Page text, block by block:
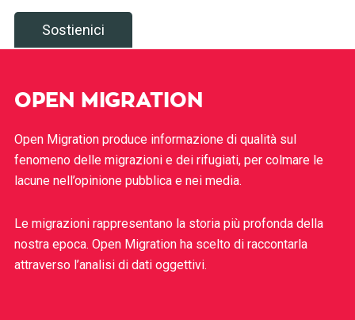
Sostienici
OPEN MIGRATION
Open Migration produce informazione di qualità sul
fenomeno delle migrazioni e dei rifugiati, per colmare le
lacune nell’opinione pubblica e nei media.
Le migrazioni rappresentano la storia più profonda della
nostra epoca. Open Migration ha scelto di raccontarla
attraverso l’analisi di dati oggettivi.